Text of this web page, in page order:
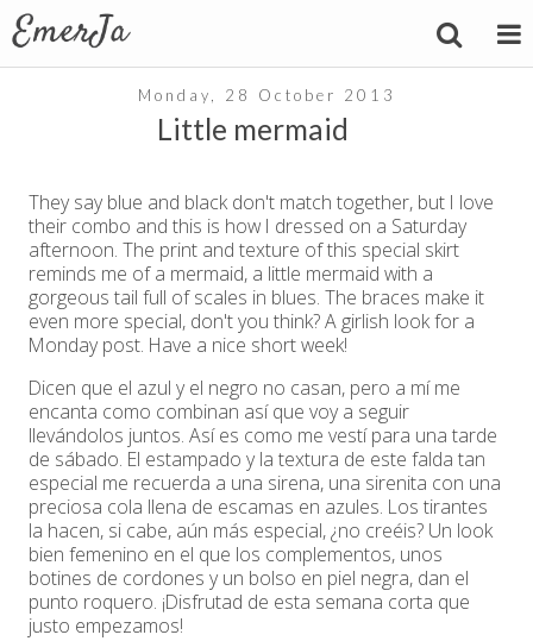
Monday, 28 October 2013
Little mermaid
They say blue and black don't match together, but I love
their combo and this is how I dressed on a Saturday
afternoon. The print and texture of this special skirt
reminds me of a mermaid, a little mermaid with a
gorgeous tail full of scales in blues. The braces make it
even more special, don't you think? A girlish look for a
Monday post. Have a nice short week!
Dicen que el azul y el negro no casan, pero a mí me
encanta como combinan así que voy a seguir
llevándolos juntos. Así es como me vestí para una tarde
de sábado. El estampado y la textura de este falda tan
especial me recuerda a una sirena, una sirenita con una
preciosa cola llena de escamas en azules. Los tirantes
la hacen, si cabe, aún más especial, ¿no creéis? Un look
bien femenino en el que los complementos, unos
botines de cordones y un bolso en piel negra, dan el
punto roquero. ¡Disfrutad de esta semana corta que
justo empezamos!